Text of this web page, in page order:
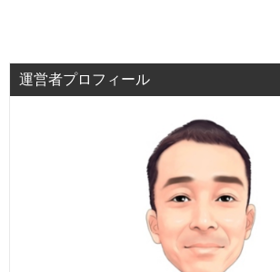
運営者プロフィール